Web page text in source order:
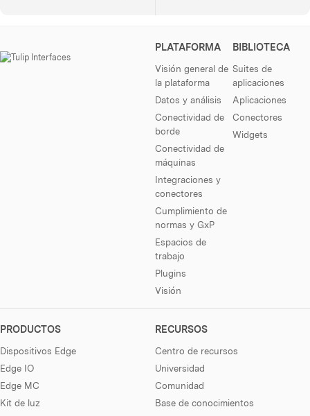
PLATAFORMA
Visión general de
la plataforma
Datos y análisis
Conectividad de
borde
Conectividad de
máquinas
Integraciones y
conectores
Cumplimiento de
normas y GxP
Espacios de
trabajo
Plugins
Visión
BIBLIOTECA
Suites de
aplicaciones
Aplicaciones
Conectores
Widgets
PRODUCTOS
Dispositivos Edge
Edge IO
Edge MC
Kit de luz
RECURSOS
Centro de recursos
Universidad
Comunidad
Base de conocimientos